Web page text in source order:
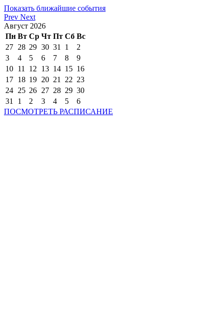
Показать ближайшие события
Prev Next
Август 2026
Пн Вт Ср Чт Пт Сб Вс
27 28 29 30 31 1
2
3
4 5 6 7 8
9
10 11 12 13 14 15 16
17 18 19 20 21 22 23
24 25 26 27 28 29 30
31
1 2 3 4 5
6
ПОСМОТРЕТЬ РАСПИСАНИЕ